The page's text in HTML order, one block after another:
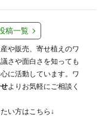
稿一覧
や販売、寄せ植えのワ
さや面白さを知っても
に活動しています。ワ
よりお気軽にご相談く
い方はこちら↓